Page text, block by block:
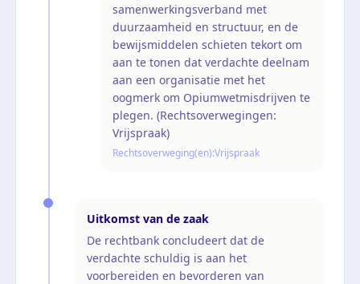
samenwerkingsverband met
duurzaamheid en structuur, en de
bewijsmiddelen schieten tekort om
aan te tonen dat verdachte deelnam
aan een organisatie met het
oogmerk om Opiumwetmisdrijven te
plegen. (Rechtsoverwegingen:
Vrijspraak)
Rechtsoverweging(en):Vrijspraak
Uitkomst van de zaak
De rechtbank concludeert dat de
verdachte schuldig is aan het
voorbereiden en bevorderen van